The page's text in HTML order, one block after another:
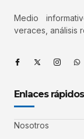
Medio
veraces, análisis
Enlaces rápidos
Nosotros